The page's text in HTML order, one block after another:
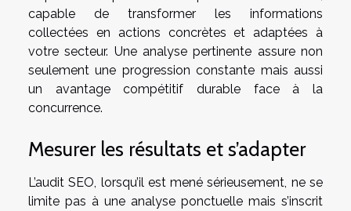
capable de transformer les informations
collectées en actions concrètes et adaptées à
votre secteur. Une analyse pertinente assure non
seulement une progression constante mais aussi
un avantage compétitif durable face à la
concurrence.
Mesurer les résultats et s’adapter
L’audit SEO, lorsqu’il est mené sérieusement, ne se
limite pas à une analyse ponctuelle mais s’inscrit